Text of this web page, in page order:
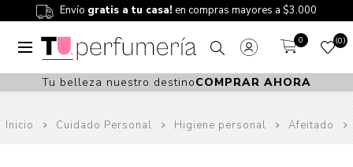
Envío gratis a tu casa! en compras mayores a $3.000
0 0
Tu belleza nuestro destinoCOMPRAR AHORA
Inicio Cuidado Personal Higiene personal Afeitado